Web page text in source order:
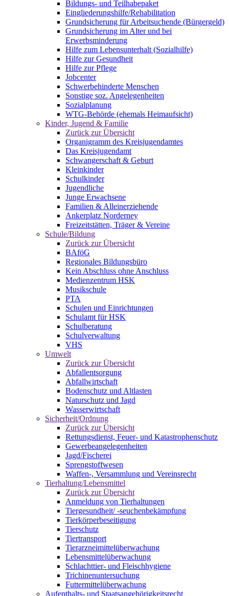
Bildungs- und Teilhabepaket
Eingliederungshilfe/Rehabilitation
Grundsicherung für Arbeitsuchende (Bürgergeld)
Grundsicherung im Alter und bei
Erwerbsminderung
Hilfe zum Lebensunterhalt (Sozialhilfe)
Hilfe zur Gesundheit
Hilfe zur Pflege
Jobcenter
Schwerbehinderte Menschen
Sonstige soz. Angelegenheiten
Sozialplanung
WTG-Behörde (ehemals Heimaufsicht)
Kinder, Jugend & Familie
Zurück zur Übersicht
Organigramm des Kreisjugendamtes
Das Kreisjugendamt
Schwangerschaft & Geburt
Kleinkinder
Schulkinder
Jugendliche
Junge Erwachsene
Familien & Alleinerziehende
Ankerplatz Norderney
Freizeitstätten, Träger & Vereine
Schule/Bildung
Zurück zur Übersicht
BAföG
Regionales Bildungsbüro
Kein Abschluss ohne Anschluss
Medienzentrum HSK
Musikschule
PTA
Schulen und Einrichtungen
Schulamt für HSK
Schulberatung
Schulverwaltung
VHS
Umwelt
Zurück zur Übersicht
Abfallentsorgung
Abfallwirtschaft
Bodenschutz und Altlasten
Naturschutz und Jagd
Wasserwirtschaft
Sicherheit/Ordnung
Zurück zur Übersicht
Rettungsdienst, Feuer- und Katastrophenschutz
Gewerbeangelegenheiten
Jagd/Fischerei
Sprengstoffwesen
Waffen-, Versammlung und Vereinsrecht
Tierhaltung/Lebensmittel
Zurück zur Übersicht
Anmeldung von Tierhaltungen
Tiergesundheit/ -seuchenbekämpfung
Tierkörperbeseitigung
Tierschutz
Tiertransport
Tierarzneimittelüberwachung
Lebensmittelüberwachung
Schlachttier- und Fleischhygiene
Trichinenuntersuchung
Futtermittelüberwachung
Aufenthalts- und Staatsangehörigkeitsrecht